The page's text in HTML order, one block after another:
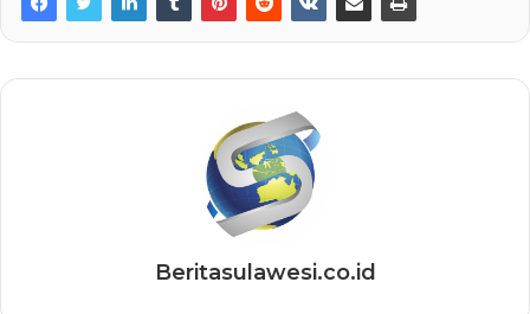
Beritasulawesi.co.id